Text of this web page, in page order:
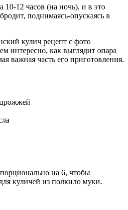
10-12 часов (на ночь), и в это
поднимаясь-опускаясь в
кулич рецепт с фото
интересно, как выглядит опара
важная часть его приготовления.
на 6, чтобы
куличей из полкило муки.